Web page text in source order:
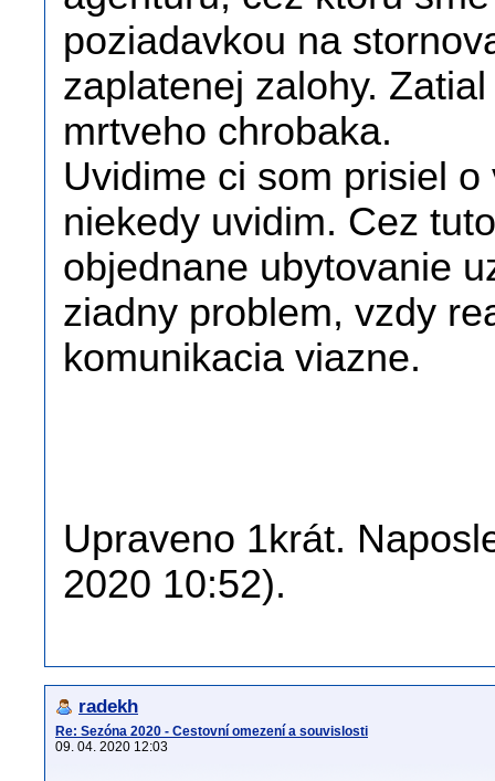
poziadavkou na
zaplatenej zalohy.
mrtveho chrobaka.
Uvidime ci som prisiel
niekedy uvidim. Cez
objednane ubytovanie
ziadny problem, vzdy
komunikacia viazne.
Upraveno 1krát.
2020 10:52).
radekh
Re: Sezóna 2020 - Cestovní omezení a souvislosti
09. 04. 2020 12:03